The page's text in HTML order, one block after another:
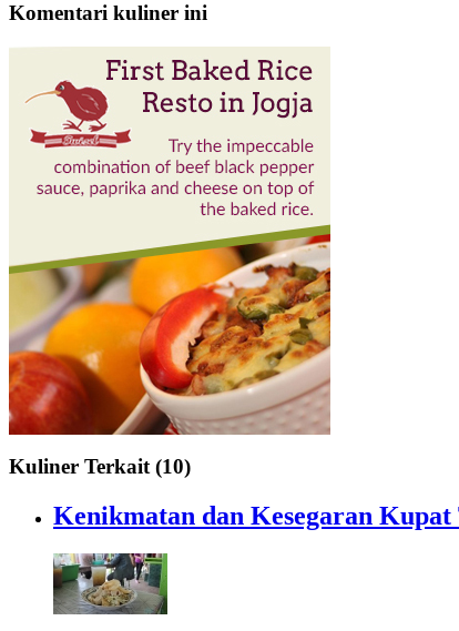
Komentari kuliner ini
Kuliner Terkait (10)
Kenikmatan dan Kesegaran